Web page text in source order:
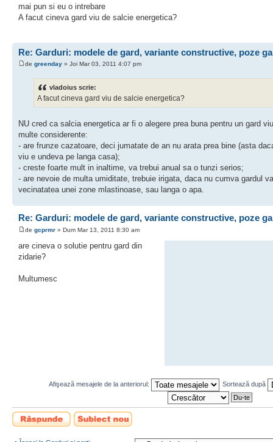
mai pun si eu o intrebare
A facut cineva gard viu de salcie energetica?
Re: Garduri: modele de gard, variante constructive, poze
de greenday » Joi Mar 03, 2011 4:07 pm
vladoius scrie:
A facut cineva gard viu de salcie energetica?
NU cred ca salcia energetica ar fi o alegere prea buna pentru un gard
multe considerente:
- are frunze cazatoare, deci jumatate de an nu arata prea bine (asta
viu e undeva pe langa casa);
- creste foarte mult in inaltime, va trebui anual sa o tunzi serios;
- are nevoie de multa umiditate, trebuie irigata, daca nu cumva gardul
vecinatatea unei zone mlastinoase, sau langa o apa.
Re: Garduri: modele de gard, variante constructive, poze
de gcprmr » Dum Mar 13, 2011 8:30 am
are cineva o solutie pentru gard din
zidarie?
Multumesc
Afişează mesajele de la anteriorul: Sortează după
Scrie un răspuns
Scrie un subiect
nou